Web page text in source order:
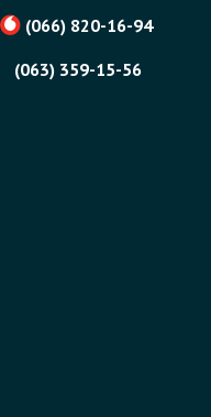
(066) 820-16-94
(063) 359-15-56